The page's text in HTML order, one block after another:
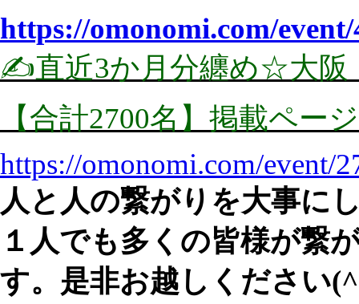
https://omonomi.com/
✍️直近3か月分纏め☆大阪
【合計2700名】掲載ペ
https://omonomi.com/event/
人と人の繋がりを大事に
１人でも多くの皆様が繋
す。是非お越しください